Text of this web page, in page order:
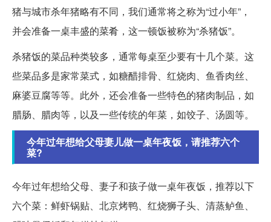
猪与城市杀年猪略有不同，我们通常将之称为“过小年”，
并会准备一桌丰盛的菜肴，这一顿饭被称为“杀猪饭”。
杀猪饭的菜品种类较多，通常每桌至少要有十几个菜。这
些菜品多是家常菜式，如糖醋排骨、红烧肉、鱼香肉丝、
麻婆豆腐等等。此外，还会准备一些特色的猪肉制品，如
腊肠、腊肉等，以及一些传统的年菜，如饺子、汤圆等。
今年过年想给父母妻儿做一桌年夜饭，请推荐六个
菜?
今年过年想给父母、妻子和孩子做一桌年夜饭，推荐以下
六个菜：鲜虾锅贴、北京烤鸭、红烧狮子头、清蒸鲈鱼、